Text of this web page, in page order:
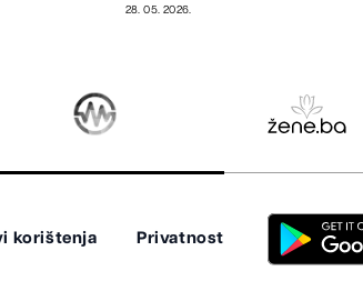
28. 05. 2026.
korištenja Privatnost